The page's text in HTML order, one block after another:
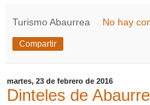
Turismo Abaurrea No hay
Compartir
martes, 23 de febrero de 2016
Dinteles de